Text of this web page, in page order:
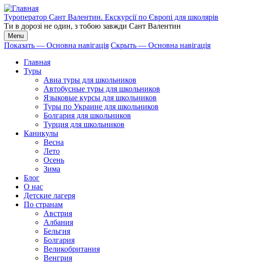
Перейти
к
основному
содержанию
Туроператор Сант Валентин. Екскурсії по Європі для школярів
Ти в дорозі не один, з тобою завжди Сант Валентин
Menu
Основна
навігація
Показать — Основна навігація Скрыть — Основна навігація
Главная
Туры
Авиа туры для школьников
Автобусные туры для школьников
Языковые курсы для школьников
Туры по Украине для школьников
Болгария для школьников
Турция для школьников
Каникулы
Весна
Лето
Осень
Зима
Блог
О нас
Детские лагеря
По странам
Австрия
Албания
Бельгия
Болгария
Великобритания
Венгрия